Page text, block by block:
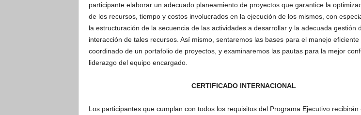
participante elaborar un adecuado planeamiento de proyectos que garantice la
de los recursos, tiempo y costos involucrados en la ejecución de los mismos, con
la estructuración de la secuencia de las actividades a desarrollar y la adecuada gestión
interacción de tales recursos. Así mismo, sentaremos las bases para el manejo eficiente
coordinado de un portafolio de proyectos, y examinaremos las pautas para la mejor
liderazgo del equipo encargado.
CERTIFICADO INTERNACIONAL
Los participantes que cumplan con todos los requisitos del Programa Ejecutivo recibirán